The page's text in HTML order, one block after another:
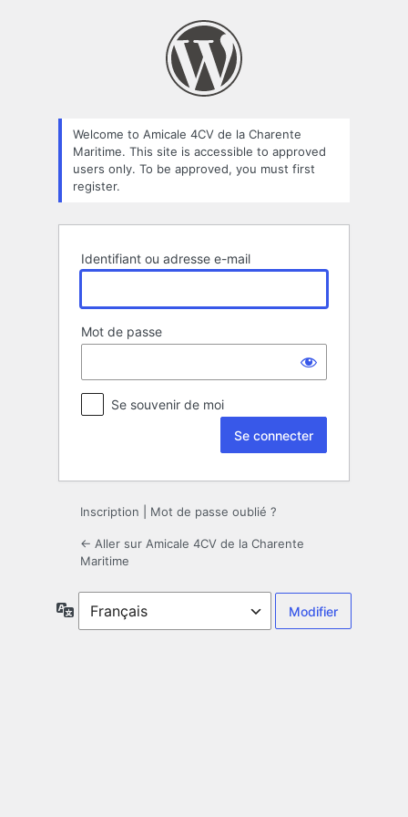
Welcome to Amicale 4CV de la Charente
Maritime. This site is accessible to approved
users only. To be approved, you must first
register.
Identifiant ou adresse e-mail
Mot de passe
Se souvenir de moi
Inscription Mot de passe oublié ?
← Aller sur Amicale 4CV de la Charente
Maritime
Langue